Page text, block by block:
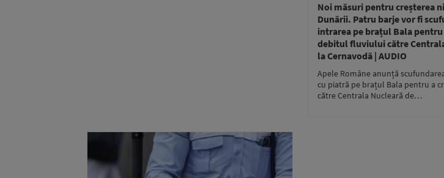
Noi măsuri pentru creșterea
Dunării. Patru barje vor fi
intrarea pe brațul Bala
debitul fluviului către
la Cernavodă | AUDIO
Apele Române anunță
cu piatră pe brațul Bala pentru a
către Centrala Nucleară de…